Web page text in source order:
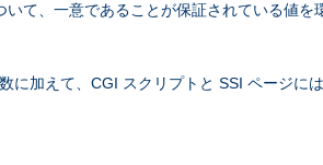
て、一意であることが保証されている値を
に加えて、CGI スクリプトと SSI ページには